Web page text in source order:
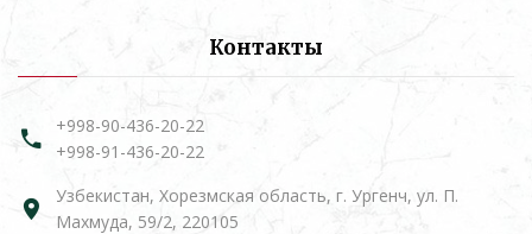
Контакты
+998-90-436-20-22
+998-91-436-20-22
Узбекистан, Хорезмская область, г. Ургенч, ул. П.
Махмуда, 59/2, 220105